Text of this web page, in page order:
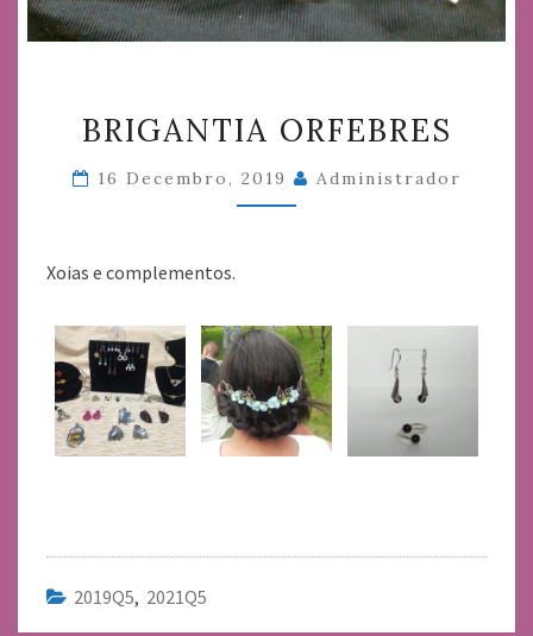
ORFEBRES
BRIGANTIA ORFEBRES
16 Decembro, 2019 Administrador
Xoias e complementos.
2019Q5, 2021Q5